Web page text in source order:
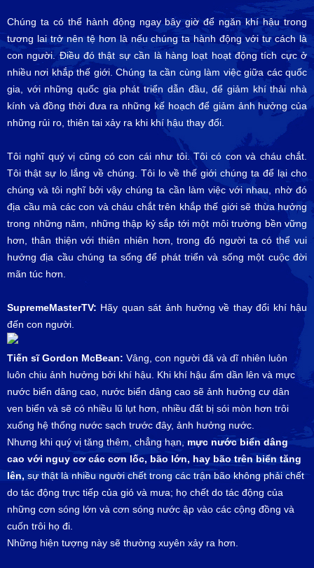
Chúng ta có thể hành động ngay bây giờ để ngăn khí hậu trong
tương lai trở nên tệ hơn là nếu chúng ta hành động với tư cách là
con người. Điều đó thật sự cần là hàng loạt hoạt động tích cực ở
nhiều nơi khắp thế giới. Chúng ta cần cùng làm việc giữa các quốc
gia, với những quốc gia phát triển dẫn đầu, để giảm khí thải nhà
kính và đồng thời đưa ra những kế hoạch để giảm ảnh hưởng của
những rủi ro, thiên tai xảy ra khi khí hậu thay đổi.
Tôi nghĩ quý vị cũng có con cái như tôi. Tôi có con và cháu chắt.
Tôi thật sự lo lắng về chúng. Tôi lo về thế giới chúng ta để lại cho
chúng và tôi nghĩ bởi vậy chúng ta cần làm việc với nhau, nhờ đó
địa cầu mà các con và cháu chắt trên khắp thế giới sẽ thừa hưởng
trong những năm, những thập kỷ sắp tới một môi trường bền vững
hơn, thân thiện với thiên nhiên hơn, trong đó người ta có thể vui
hưởng địa cầu chúng ta sống để phát triển và sống một cuộc đời
mãn túc hơn.
SupremeMasterTV: Hãy quan sát ảnh hưởng về thay đổi khí hậu
đến con người.
Tiến sĩ Gordon McBean: Vâng, con người đã và dĩ nhiên luôn
luôn chịu ảnh hưởng bởi khí hậu. Khi khí hậu ấm dần lên và mực
nước biển dâng cao, nước biển dâng cao sẽ ảnh hưởng cư dân
ven biển và sẽ có nhiều lũ lụt hơn, nhiều đất bị sói mòn hơn trôi
xuống hệ thống nước sạch trước đây, ảnh hưởng nước.
Nhưng khi quý vị tăng thêm, chẳng hạn, mực nước biển dâng
cao với nguy cơ các cơn lốc, bão lớn, hay bão trên biển tăng
lên, sự thật là nhiều người chết trong các trận bão không phải chết
do tác động trực tiếp của gió và mưa; họ chết do tác động của
những cơn sóng lớn và cơn sóng nước ập vào các cộng đồng và
cuốn trôi họ đi.
Những hiện tượng này sẽ thường xuyên xảy ra hơn.